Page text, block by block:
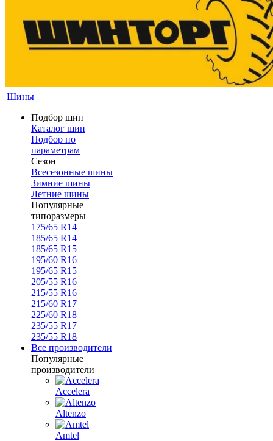
Шины
Подбор шин
Каталог шин
Подбор по
параметрам
Сезон
Всесезонные шины
Зимние шины
Летние шины
Популярные
типоразмеры
175/65 R14
185/65 R14
185/65 R15
195/60 R16
195/65 R15
205/55 R16
215/55 R16
215/60 R17
225/60 R18
235/55 R17
235/55 R18
Все производители
Популярные
производители
Accelera
Altenzo
Amtel